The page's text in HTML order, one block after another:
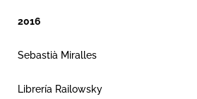
2016
Sebastià Miralles
Librería Railowsky